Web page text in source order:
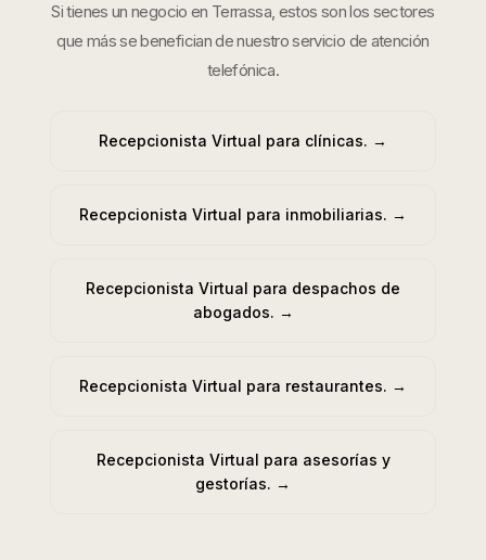
Si tienes un negocio en Terrassa, estos son los sectores
que más se benefician de nuestro servicio de atención
telefónica.
Recepcionista Virtual para clínicas. →
Recepcionista Virtual para inmobiliarias. →
Recepcionista Virtual para despachos de
abogados. →
Recepcionista Virtual para restaurantes. →
Recepcionista Virtual para asesorías y
gestorías. →